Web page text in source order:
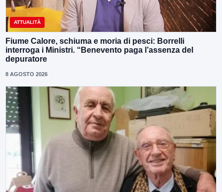
ATTUALITÀ
Fiume Calore, schiuma e moria di pesci: Borrelli
interroga i Ministri. “Benevento paga l’assenza del
depuratore
8 AGOSTO 2026